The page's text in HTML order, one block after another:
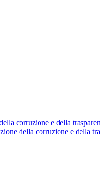
corruzione e della
della corruzione e della